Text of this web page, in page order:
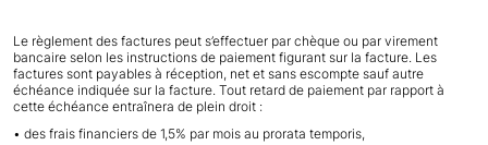
Le règlement des factures peut s’effectuer par chèque ou par virement
bancaire selon les instructions de paiement figurant sur la facture. Les
factures sont payables à réception, net et sans escompte sauf autre
échéance indiquée sur la facture. Tout retard de paiement par rapport à
cette échéance entraînera de plein droit :
• des frais financiers de 1,5% par mois au prorata temporis,